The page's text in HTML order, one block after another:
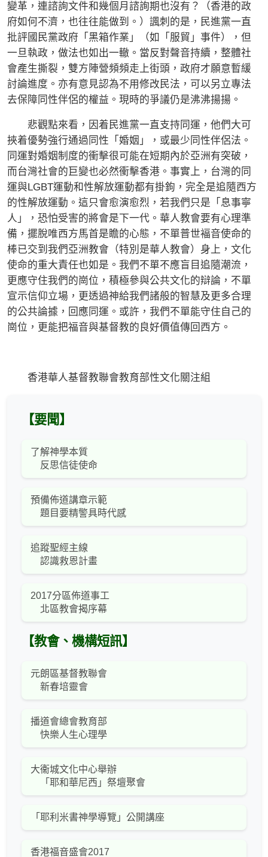
變革，連諮詢文件和幾個月諮詢期也沒有？（香港的政
府如何不濟，也往往能做到。）諷刺的是，民進黨一直
批評國民黨政府「黑箱作業」（如「服貿」事件），但
一旦執政，做法也如出一轍。當反對聲音持續，整體社
會產生撕裂，雙方陣營頻頻走上街頭，政府才願意暫緩
討論進度。亦有意見認為不用修改民法，可以另立專法
去保障同性伴侶的權益。現時的爭議仍是沸沸揚揚。
悲觀點來看，因着民進黨一直支持同運，他們大可
挾着優勢強行通過同性「婚姻」，或最少同性伴侶法。
同運對婚姻制度的衝擊很可能在短期內於亞洲有突破，
而台灣社會的巨變也必然衝擊香港。事實上，台灣的同
運與LGBT運動和性解放運動都有掛鉤，完全是追隨西方
的性解放運動。這只會愈演愈烈，若我們只是「息事寧
人」，恐怕受害的將會是下一代。華人教會要有心理準
備，擺脫唯西方馬首是瞻的心態，不單普世褔音使命的
棒已交到我們亞洲教會（特別是華人教會）身上，文化
使命的重大責任也如是。我們不單不應盲目追隨潮流，
更應守住我們的崗位，積極參與公共文化的辯論，不單
宣示信仰立場，更透過神給我們諸般的智慧及更多合理
的公共論據，回應同運。或許，我們不單能守住自己的
崗位，更能把福音與基督教的良好價值傳回西方。
香港華人基督教聯會教育部性文化關注組
【要聞】
了解神學本質
反思信徒使命
預備佈道講章示範
題目要精警具時代感
追蹤聖經主線
認識救恩計畫
2017分區佈道事工
北區教會揭序幕
【教會、機構短訊】
元朗區基督教聯會
新春培靈會
播道會總會教育部
快樂人生心理學
大衞城文化中心舉辦
「耶和華尼西」祭壇聚會
「耶利米書神學導覽」公開講座
香港福音盛會2017